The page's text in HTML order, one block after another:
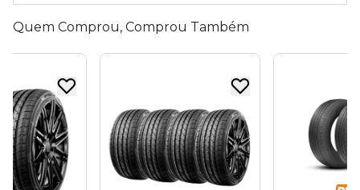
Quem Comprou, Comprou Também